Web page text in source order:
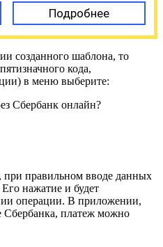
Подробнее
созданного шаблона, то
кода,
в меню выберите:
правильном вводе данных
нажатие и будет
операции. В приложении,
Сбербанка, платеж можно